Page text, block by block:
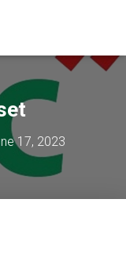
17, 2023